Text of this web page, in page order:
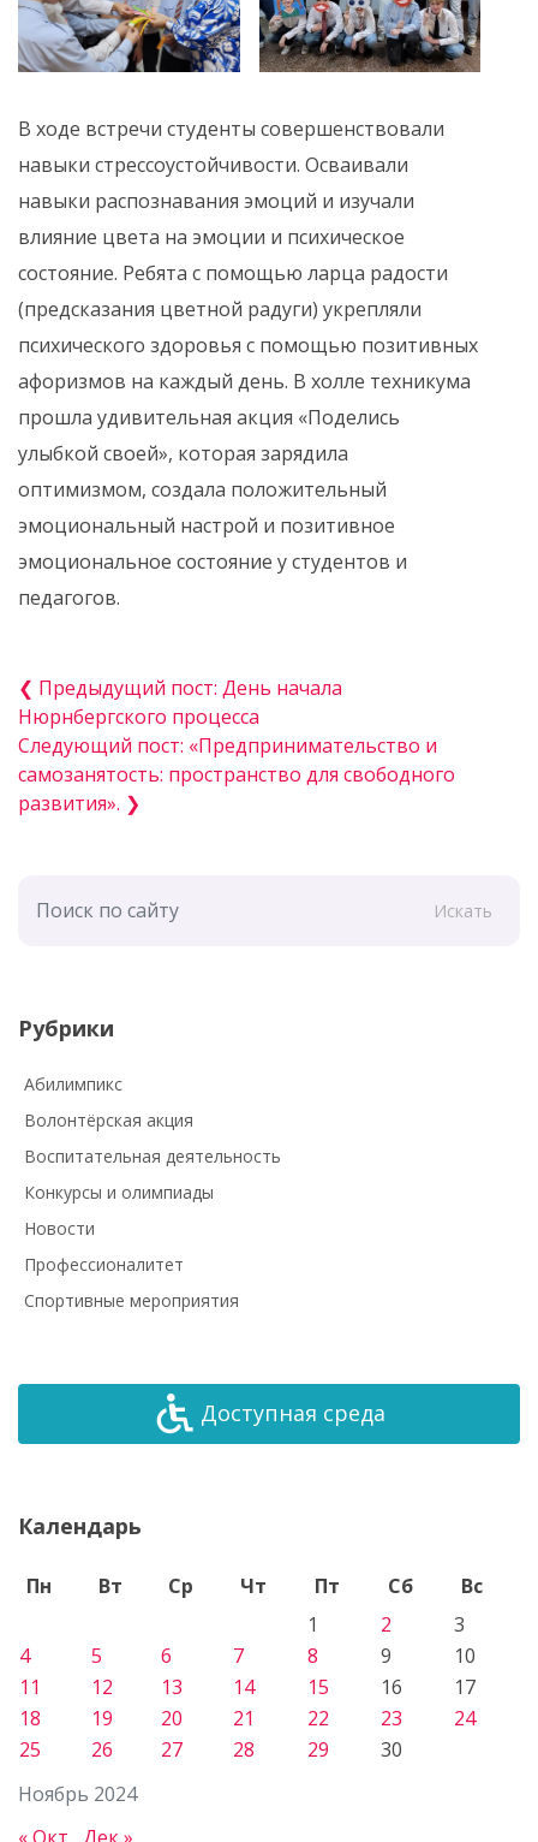
В ходе встречи студенты совершенствовали
навыки стрессоустойчивости. Осваивали
навыки распознавания эмоций и изучали
влияние цвета на эмоции и психическое
состояние. Ребята с помощью ларца радости
(предсказания цветной радуги) укрепляли
психического здоровья с помощью позитивных
афоризмов на каждый день. В холле техникума
прошла удивительная акция «Поделись
улыбкой своей», которая зарядила
оптимизмом, создала положительный
эмоциональный настрой и позитивное
эмоциональное состояние у студентов и
педагогов.
❮ Предыдущий пост: День начала
Нюрнбергского процесса
Следующий пост: «Предпринимательство и
самозанятость: пространство для свободного
развития». ❯
Искать
Рубрики
Абилимпикс
Волонтёрская акция
Воспитательная деятельность
Конкурсы и олимпиады
Новости
Профессионалитет
Спортивные мероприятия
Доступная среда
Календарь
Ноябрь 2024
Пн Вт Ср Чт Пт Сб
Вс
1
2
3
4
5 6 7 8 9
10
11
12 13 14 15 16
17
18
19 20 21 22 23
24
25
26 27 28 29 30